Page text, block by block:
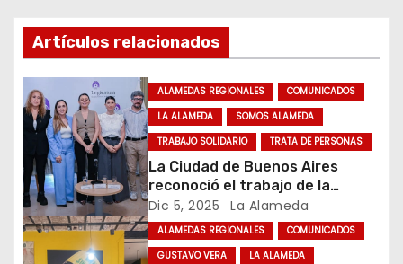
c
i
ó
n
d
e
e
Artículos relacionados
ALAMEDAS REGIONALES
COMUNICADOS
LA ALAMEDA
SOMOS ALAMEDA
TRABAJO SOLIDARIO
TRATA DE PERSONAS
La Ciudad de Buenos Aires
reconoció el trabajo de la
Fundación Alameda
Dic 5, 2025 La Alameda
ALAMEDAS REGIONALES
COMUNICADOS
GUSTAVO VERA
LA ALAMEDA